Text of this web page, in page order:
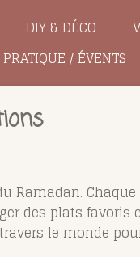
DIY & DÉCO
PRATIQUE / ÉVENTS
Ramadan.
des plats
le monde